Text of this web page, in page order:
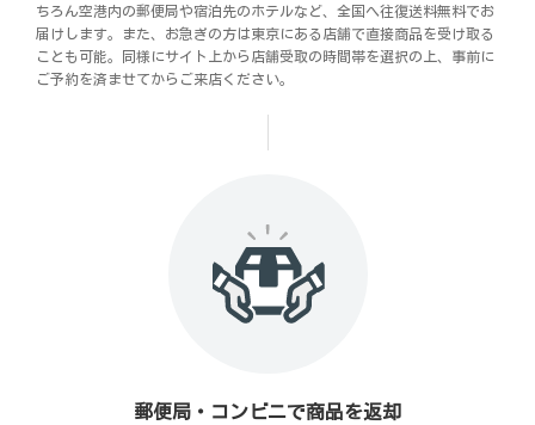
ちろん空港内の郵便局や宿泊先のホテルなど、全国へ往復送料無料でお
届けします。また、お急ぎの方は東京にある店舗で直接商品を受け取る
ことも可能。同様にサイト上から店舗受取の時間帯を選択の上、事前に
ご予約を済ませてからご来店ください。
郵便局・コンビニで商品を返却